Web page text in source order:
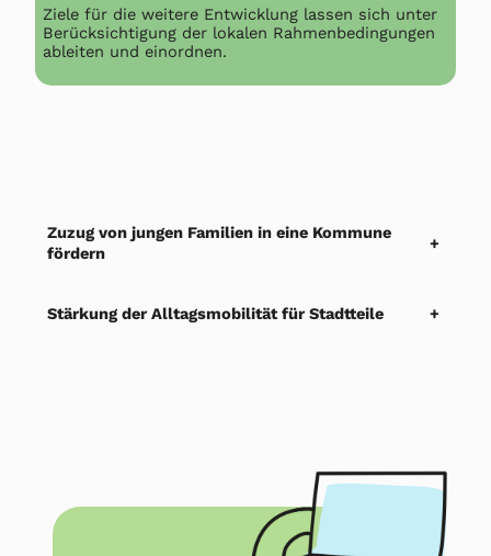
Ziele für die weitere Entwicklung lassen sich unter
Berücksichtigung der lokalen Rahmenbedingungen
ableiten und einordnen.
Zuzug von jungen Familien in eine Kommune
fördern
+
Stärkung der Alltagsmobilität für Stadtteile +